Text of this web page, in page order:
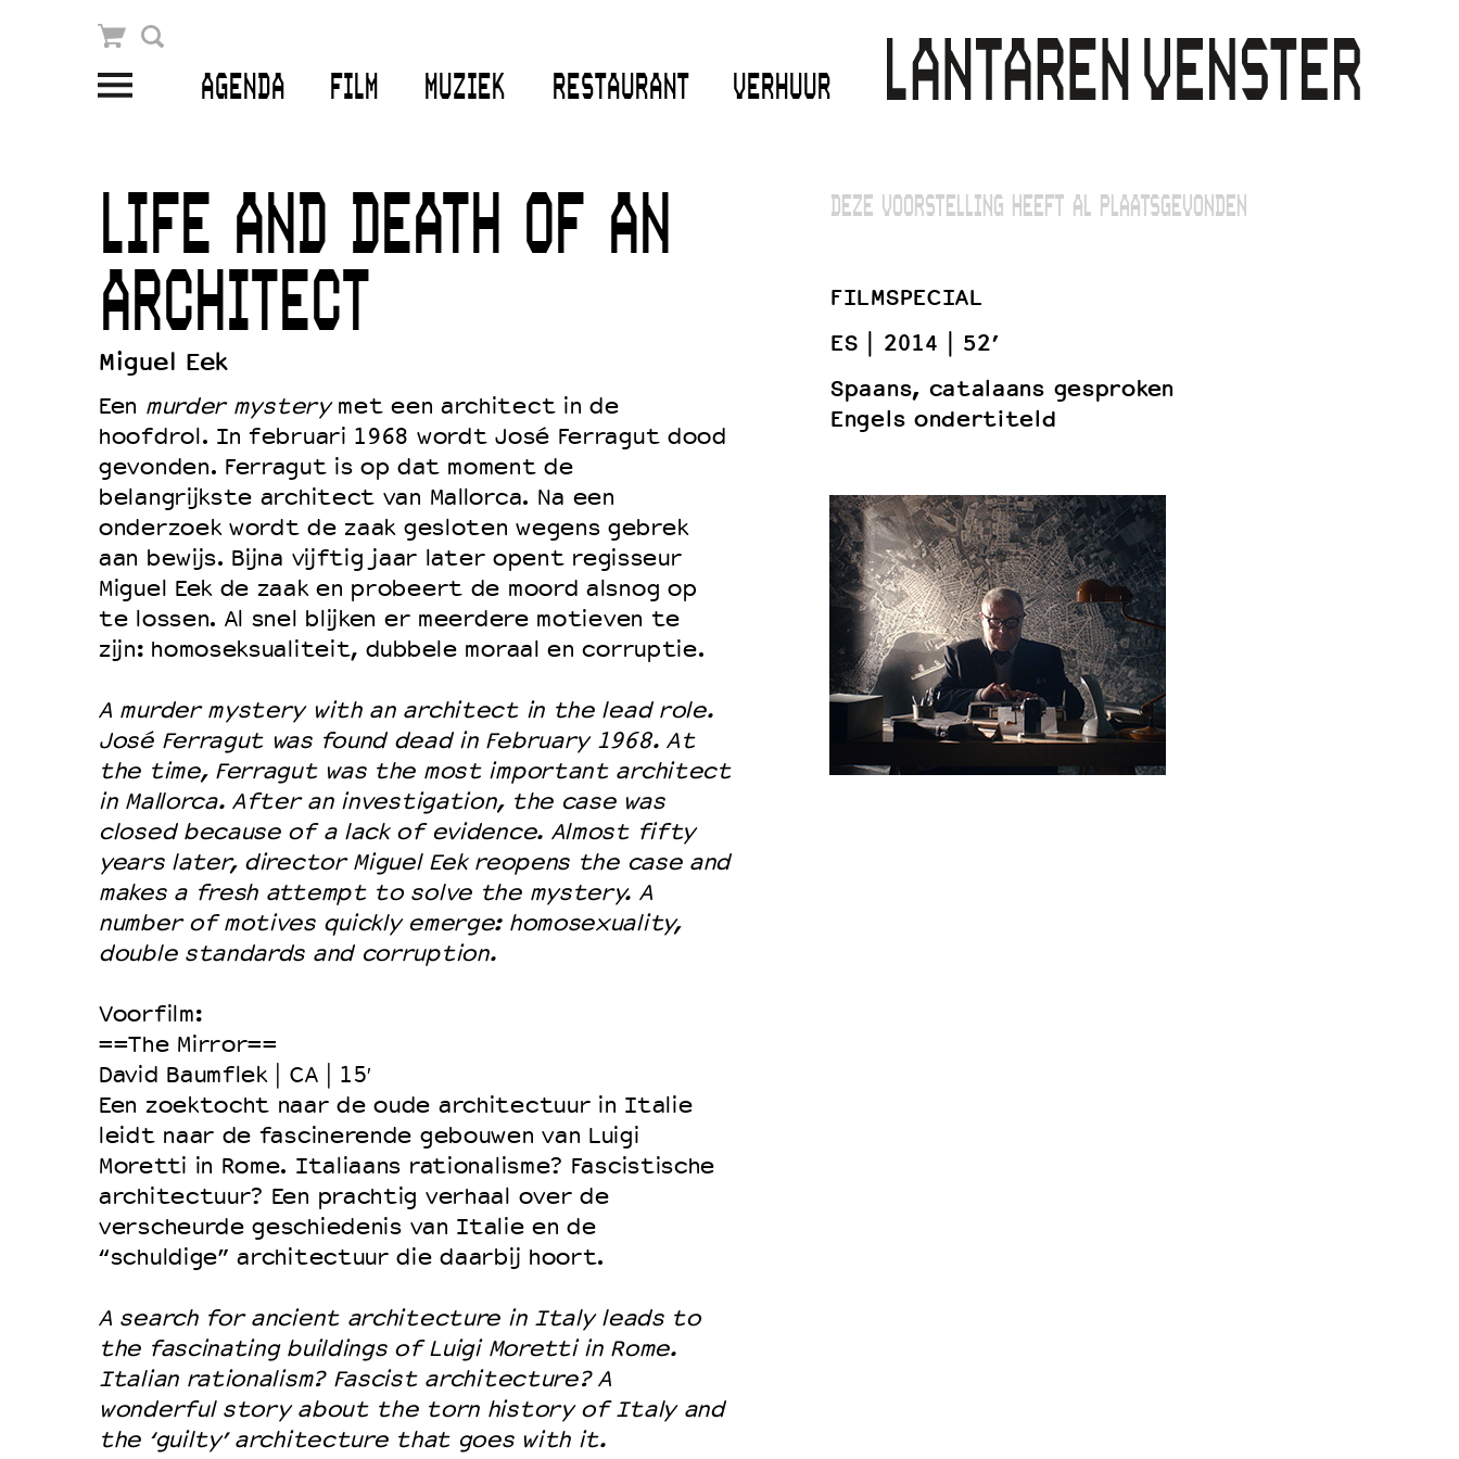
AGENDA FILM MUZIEK RESTAURANT VERHUUR
Winkelmandje
Openingstijden & contact
Bereikbaarheid
Kaartverkoop
EDUCATIE
Schoolvoorstellingen
Filmprogramma’s Primair Onderwijs
Filmprogramma’s VO/MBO
Speciale educatieprogramma’s
OVER LANTARENVENSTER
Wat we doen
Werken bij
Wie is wie
Word vriend
Historie
Partners
Huisregels
Privacyverklaring
Integriteits- en gedragscode
Duurzaamheid
Culturele boycot Israël
Ruimte voor artistieke vrijheid – VNPF
LIFE AND DEATH OF AN
ARCHITECT
Miguel Eek
Een murder mysterymet een architect in de
hoofdrol. In februari 1968 wordt José Ferragut dood
gevonden. Ferragut is op dat moment de
belangrijkste architect van Mallorca. Na een
onderzoek wordt de zaak gesloten wegens gebrek
aan bewijs. Bijna vijftig jaar later opent regisseur
Miguel Eek de zaak en probeert de moord alsnog op
te lossen. Al snel blijken er meerdere motieven te
zijn: homoseksualiteit, dubbele moraal en corruptie.
A murder mystery with an architect in the lead role.
José Ferragut was found dead in February 1968. At
the time, Ferragut was the most important architect
in Mallorca. After an investigation, the case was
closed because of a lack of evidence. Almost fifty
years later, director Miguel Eek reopens the case and
makes a fresh attempt to solve the mystery. A
number of motives quickly emerge: homosexuality,
double standards and corruption.
Voorfilm:
==The Mirror==
David Baumflek | CA | 15′
Een zoektocht naar de oude architectuur in Italie
leidt naar de fascinerende gebouwen van Luigi
Moretti in Rome. Italiaans rationalisme? Fascistische
architectuur? Een prachtig verhaal over de
verscheurde geschiedenis van Italie en de
“schuldige” architectuur die daarbij hoort.
A search for ancient architecture in Italy leads to
the fascinating buildings of Luigi Moretti in Rome.
Italian rationalism? Fascist architecture? A
wonderful story about the torn history of Italy and
the ‘guilty’ architecture that goes with it.
DEZE VOORSTELLING HEEFT AL PLAATSGEVONDEN
FILMSPECIAL
ES
2014
52’
Spaans, catalaans gesproken
Engels ondertiteld